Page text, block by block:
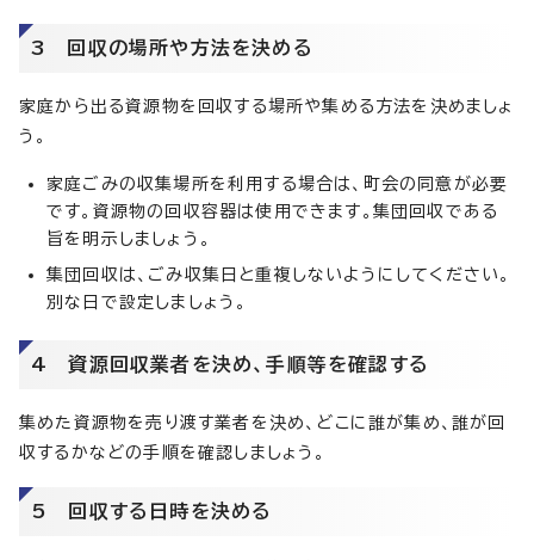
3 回収の場所や方法を決める
家庭から出る資源物を回収する場所や集める方法を決めましょ
う。
家庭ごみの収集場所を利用する場合は、町会の同意が必要
です。資源物の回収容器は使用できます。集団回収である
旨を明示しましょう。
集団回収は、ごみ収集日と重複しないようにしてください。
別な日で設定しましょう。
4 資源回収業者を決め、手順等を確認する
集めた資源物を売り渡す業者を決め、どこに誰が集め、誰が回
収するかなどの手順を確認しましょう。
5 回収する日時を決める